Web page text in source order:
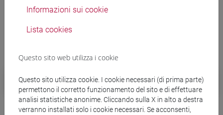
Dottorato
Studi sull'Asia e sull'Africa
Informazioni sui cookie
Lista cookies
Questo sito web utilizza i cookie
Questo sito utilizza cookie. I cookie necessari (di prima parte)
permettono il corretto funzionamento del sito e di effettuare
analisi statistiche anonime. Cliccando sulla X in alto a destra
verranno installati solo i cookie necessari. Se acconsenti,